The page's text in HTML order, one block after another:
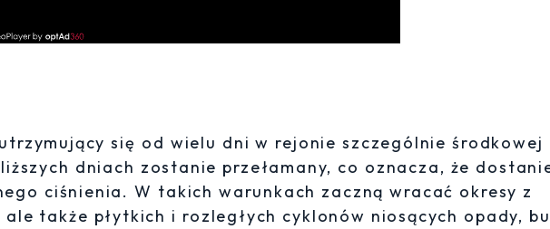
się od wielu dni w rejonie szczególnie środkowej
dniach zostanie przełamany, co oznacza, że
ciśnienia. W takich warunkach zaczną wracać okresy z
także płytkich i rozległych cyklonów niosących opady,